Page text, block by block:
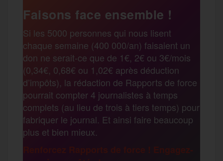
b
o
o
k
t
e
r
l
s
a
g
e
m
r
t
a
g
e
Faisons face ensemble !
Si les 5000 personnes qui nous lisent
chaque semaine (400 000/an) faisaient un
don ne serait-ce que de 1€, 2€ ou 3€/mois
(0,34€, 0,68€ ou 1,02€ après déduction
d’impôts), la rédaction de Rapports de force
pourrait compter 4 journalistes à temps
complets (au lieu de trois à tiers temps) pour
fabriquer le journal. Et ainsi faire beaucoup
plus et bien mieux.
Renforcez Rapports de force ! Engagez-